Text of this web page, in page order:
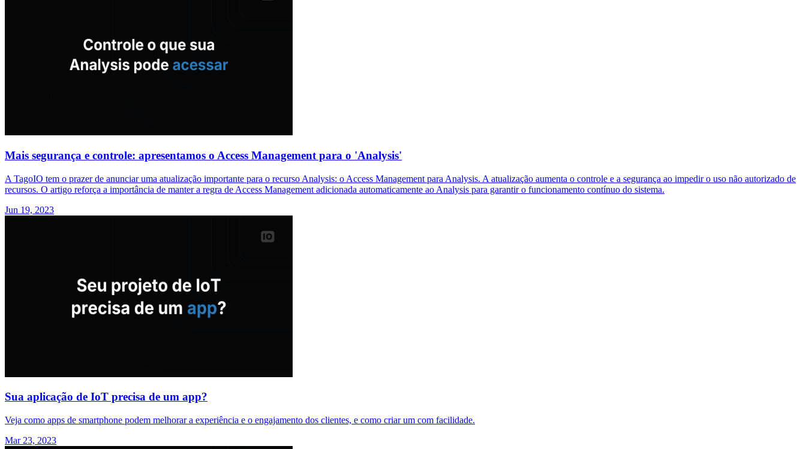
Mais segurança e controle: apresentamos o Access Management para o 'Analysis'
A TagoIO tem o prazer de anunciar uma atualização importante para o recurso Analysis: o Access Management para Analysis. A atualização aumenta o controle e a segurança ao impedir o uso não autorizado de
recursos. O artigo reforça a importância de manter a regra de Access Management adicionada automaticamente ao Analysis para garantir o funcionamento contínuo do sistema.
Jun 19, 2023
Sua aplicação de IoT precisa de um app?
Veja como apps de smartphone podem melhorar a experiência e o engajamento dos clientes, e como criar um com facilidade.
Mar 23, 2023